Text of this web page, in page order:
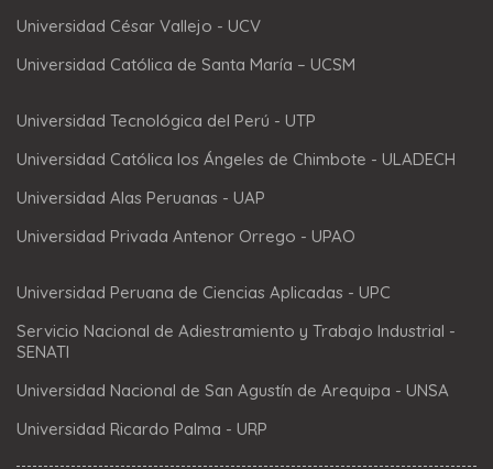
Universidad César Vallejo - UCV
Universidad Católica de Santa María – UCSM
Universidad Tecnológica del Perú - UTP
Universidad Católica los Ángeles de Chimbote - ULADECH
Universidad Alas Peruanas - UAP
Universidad Privada Antenor Orrego - UPAO
Universidad Peruana de Ciencias Aplicadas - UPC
Servicio Nacional de Adiestramiento y Trabajo Industrial -
SENATI
Universidad Nacional de San Agustín de Arequipa - UNSA
Universidad Ricardo Palma - URP